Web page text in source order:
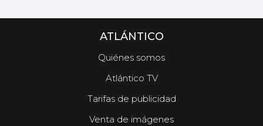
ATLÁNTICO
Quiénes somos
Atlántico TV
Tarifas de publicidad
Venta de imágenes